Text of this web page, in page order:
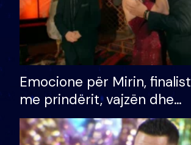
Emocione për Mirin,
me prindërit, vajzën dhe
bashkëshorten: S’kemi
divorci apo jo?